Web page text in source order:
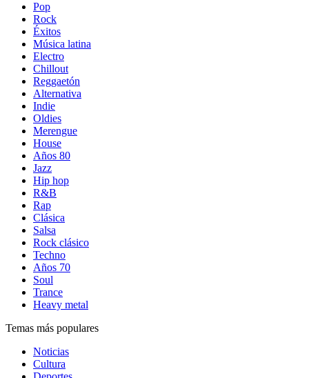
Pop
Rock
Éxitos
Música latina
Electro
Chillout
Reggaetón
Alternativa
Indie
Oldies
Merengue
House
Años 80
Jazz
Hip hop
R&B
Rap
Clásica
Salsa
Rock clásico
Techno
Años 70
Soul
Trance
Heavy metal
Temas más populares
Noticias
Cultura